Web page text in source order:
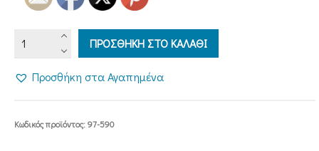
ΣΤΗΝ
ΚΑΙΝΗ
ποσότητα
ΠΡΟΣΘΗΚΗ ΣΤΟ ΚΑΛΑΘΙ
Προσθήκη στα Αγαπημένα
Κωδικός προϊόντος:97-590